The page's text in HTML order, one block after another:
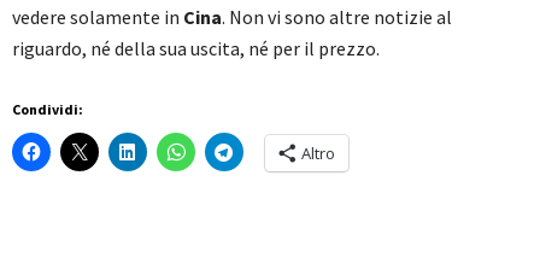
vedere solamente in Cina. Non vi sono altre notizie al
riguardo, né della sua uscita, né per il prezzo.
Condividi:
Altro